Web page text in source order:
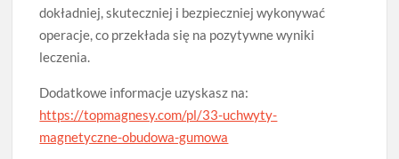
dokładniej, skuteczniej i bezpieczniej wykonywać
operacje, co przekłada się na pozytywne wyniki
leczenia.
Dodatkowe informacje uzyskasz na:
https://topmagnesy.com/pl/33-uchwyty-
magnetyczne-obudowa-gumowa